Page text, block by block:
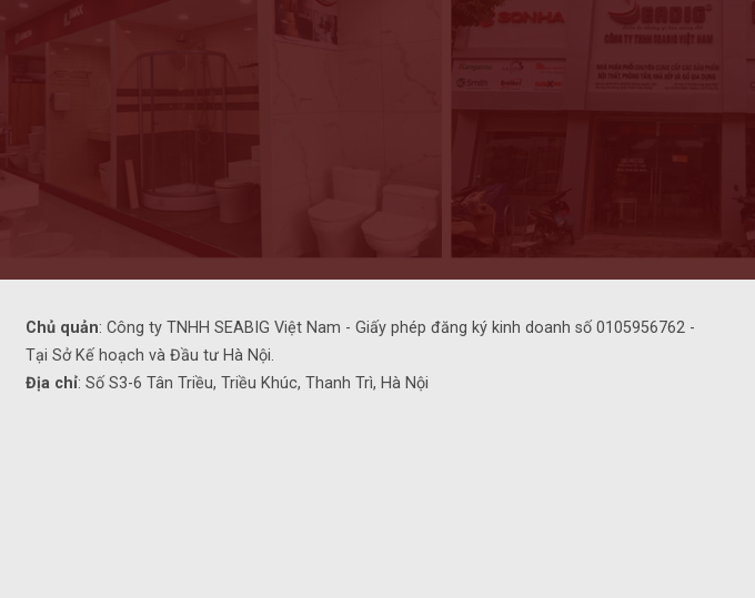
Chủ quản: Công ty TNHH SEABIG Việt Nam - Giấy phép đăng ký kinh doanh số 0105956762 -
Tại Sở Kế hoạch và Đầu tư Hà Nội.
Địa chỉ: Số S3-6 Tân Triều, Triều Khúc, Thanh Trì, Hà Nội